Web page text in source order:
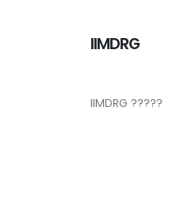
IIMDRG
IIMDRG ?????